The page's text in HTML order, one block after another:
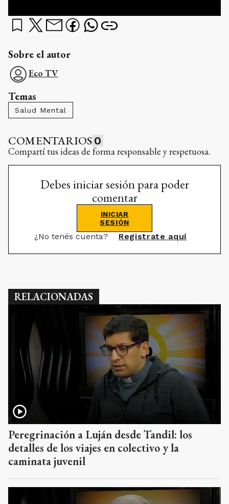
Sobre el autor
Eco TV
Temas
Salud Mental
COMENTARIOS 0
Compartí tus ideas de forma responsable y respetuosa.
Debes iniciar sesión para poder
comentar
INICIAR
SESIÓN
¿No tenés cuenta? Registrate aquí
RELACIONADAS
Peregrinación a Luján desde Tandil: los
detalles de los viajes en colectivo y la
caminata juvenil